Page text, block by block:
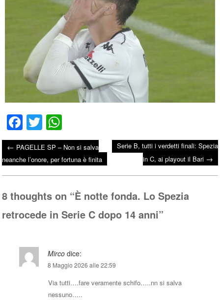
Fa
ce
bo
ok
T
wi
tte
r
ha
ts
A
pp
Post navigation
← PAGELLE SP – Non si salva
neanche l’onore, per fortuna è finita
Serie B, tutti i verdetti finali: Spezia
in C, ai playout il Bari →
8 thoughts on “È notte fonda. Lo Spezia
retrocede in Serie C dopo 14 anni”
Mirco dice:
8 Maggio 2026 alle 22:59
Via tutti….fare veramente schifo…..nn si salva
nessuno…..